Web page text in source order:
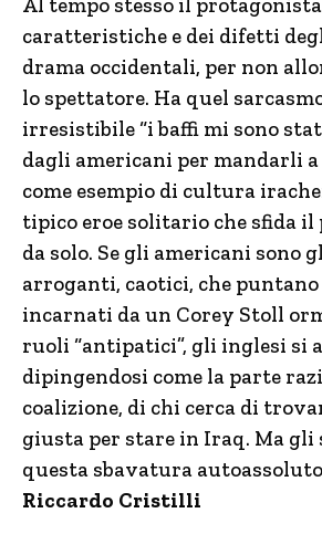
caratteristiche e dei difetti
drama occidentali, per non
lo spettatore. Ha quel
irresistibile “i baffi mi sono
dagli americani per mandarli
come esempio di cultura
tipico eroe solitario che sfida il
da solo. Se gli americani sono
arroganti, caotici, che
incarnati da un Corey Stoll
ruoli “antipatici”, gli inglesi si
dipingendosi come la parte
coalizione, di chi cerca di
giusta per stare in Iraq. Ma gli
questa sbavatura
Riccardo Cristilli